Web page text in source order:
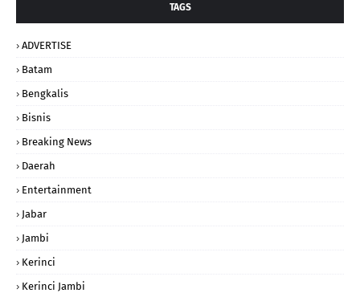
TAGS
ADVERTISE
Batam
Bengkalis
Bisnis
Breaking News
Daerah
Entertainment
Jabar
Jambi
Kerinci
Kerinci Jambi